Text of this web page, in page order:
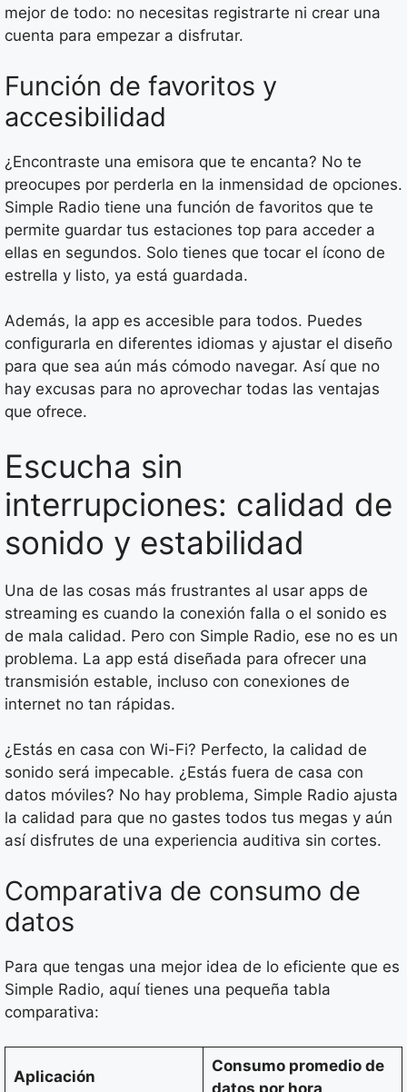
mejor de todo: no necesitas registrarte ni crear una
cuenta para empezar a disfrutar.
Función de favoritos y
accesibilidad
¿Encontraste una emisora que te encanta? No te
preocupes por perderla en la inmensidad de opciones.
Simple Radio tiene una función de favoritos que te
permite guardar tus estaciones top para acceder a
ellas en segundos. Solo tienes que tocar el ícono de
estrella y listo, ya está guardada.
Además, la app es accesible para todos. Puedes
configurarla en diferentes idiomas y ajustar el diseño
para que sea aún más cómodo navegar. Así que no
hay excusas para no aprovechar todas las ventajas
que ofrece.
Escucha sin
interrupciones: calidad de
sonido y estabilidad
Una de las cosas más frustrantes al usar apps de
streaming es cuando la conexión falla o el sonido es
de mala calidad. Pero con Simple Radio, ese no es un
problema. La app está diseñada para ofrecer una
transmisión estable, incluso con conexiones de
internet no tan rápidas.
¿Estás en casa con Wi-Fi? Perfecto, la calidad de
sonido será impecable. ¿Estás fuera de casa con
datos móviles? No hay problema, Simple Radio ajusta
la calidad para que no gastes todos tus megas y aún
así disfrutes de una experiencia auditiva sin cortes.
Comparativa de consumo de
datos
Para que tengas una mejor idea de lo eficiente que es
Simple Radio, aquí tienes una pequeña tabla
comparativa:
Aplicación
Consumo promedio de